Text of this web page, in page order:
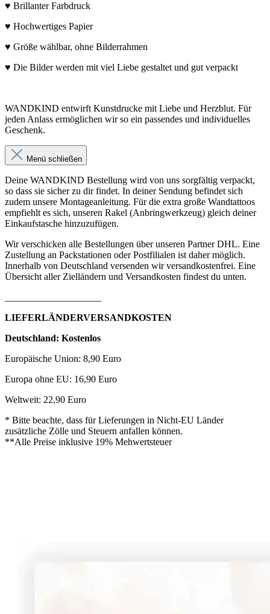
♥ Brillanter Farbdruck
♥ Hochwertiges Papier
♥ Größe wählbar, ohne Bilderrahmen
♥ Die Bilder werden mit viel Liebe gestaltet und gut verpackt
WANDKIND entwirft Kunstdrucke mit Liebe und Herzblut. Für
jeden Anlass ermöglichen wir so ein passendes und individuelles
Geschenk.
Menü schließen
Deine WANDKIND Bestellung wird von uns sorgfältig verpackt,
so dass sie sicher zu dir findet. In deiner Sendung befindet sich
zudem unsere Montageanleitung. Für die extra große Wandtattoos
empfiehlt es sich, unseren Rakel (Anbringwerkzeug) gleich deiner
Einkaufstasche hinzuzufügen.
Wir verschicken alle Bestellungen über unseren Partner DHL. Eine
Zustellung an Packstationen oder Postfilialen ist daher möglich.
Innerhalb von Deutschland versenden wir versandkostenfrei. Eine
Übersicht aller Zielländern und Versandkosten findest du unten.
LIEFERLÄNDERVERSANDKOSTEN
Deutschland: Kostenlos
Europäische Union: 8,90 Euro
Europa ohne EU: 16,90 Euro
Weltweit: 22,90 Euro
* Bitte beachte, dass für Lieferungen in Nicht-EU Länder
zusätzliche Zölle und Steuern anfallen können.
**Alle Preise inklusive 19% Mehwertsteuer